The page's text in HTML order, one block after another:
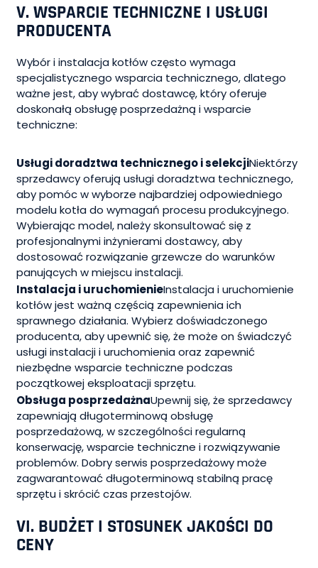
V. WSPARCIE TECHNICZNE I USŁUGI
PRODUCENTA
Wybór i instalacja kotłów często wymaga
specjalistycznego wsparcia technicznego, dlatego
ważne jest, aby wybrać dostawcę, który oferuje
doskonałą obsługę posprzedażną i wsparcie
techniczne:
Usługi doradztwa technicznego i selekcjiNiektórzy
sprzedawcy oferują usługi doradztwa technicznego,
aby pomóc w wyborze najbardziej odpowiedniego
modelu kotła do wymagań procesu produkcyjnego.
Wybierając model, należy skonsultować się z
profesjonalnymi inżynierami dostawcy, aby
dostosować rozwiązanie grzewcze do warunków
panujących w miejscu instalacji.
Instalacja i uruchomienieInstalacja i uruchomienie
kotłów jest ważną częścią zapewnienia ich
sprawnego działania. Wybierz doświadczonego
producenta, aby upewnić się, że może on świadczyć
usługi instalacji i uruchomienia oraz zapewnić
niezbędne wsparcie techniczne podczas
początkowej eksploatacji sprzętu.
Obsługa posprzedażnaUpewnij się, że sprzedawcy
zapewniają długoterminową obsługę
posprzedażową, w szczególności regularną
konserwację, wsparcie techniczne i rozwiązywanie
problemów. Dobry serwis posprzedażowy może
zagwarantować długoterminową stabilną pracę
sprzętu i skrócić czas przestojów.
VI. BUDŻET I STOSUNEK JAKOŚCI DO
CENY